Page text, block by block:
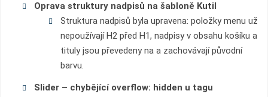
Oprava struktury nadpisů na šabloně Kutil
Struktura nadpisů byla upravena: položky menu už
nepoužívají H2 před H1, nadpisy v obsahu košíku a
tituly jsou převedeny na a zachovávají původní
barvu.
Slider – chybějící overflow: hidden u tagu